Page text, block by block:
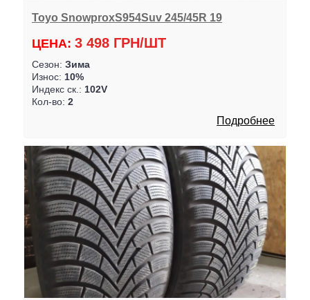
Toyo SnowproxS954Suv 245/45R 19
ЦЕНА: 3 498 ГРН/ШТ
Сезон: Зима
Износ: 10%
Индекс ск.: 102V
Кол-во: 2
Подробнее